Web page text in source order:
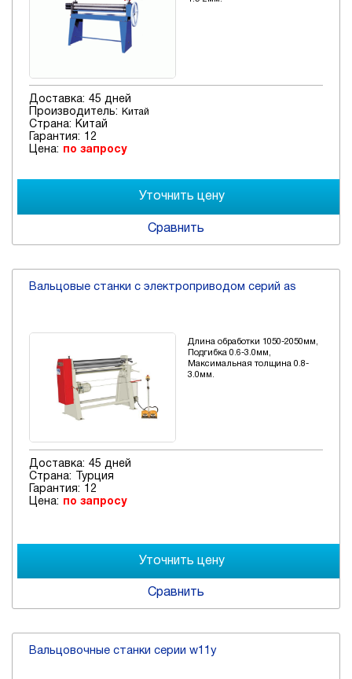
Доставка: 45 дней
Производитель:
Китай
Страна:
Китай
Гарантия:
12
Цена:
по запросу
Сравнить
Вальцовые станки с электроприводом серий as
Длина обработки 1050-2050мм,
Подгибка 0.6-3.0мм,
Максимальная толщина 0.8-
3.0мм.
Доставка: 45 дней
Страна:
Турция
Гарантия: 12
Цена: по запросу
Сравнить
Вальцовочные станки серии w11y